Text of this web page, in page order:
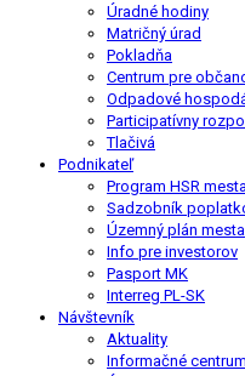
Úradné hodiny
Matričný úrad
Pokladňa
Centrum pre
Odpadové
Participatívny
Tlačivá
Podnikateľ
Program HSR mesta
Sadzobník
Územný plán mesta
Info pre investorov
Pasport MK
Interreg PL-SK
Návštevník
Aktuality
Informačné centrum